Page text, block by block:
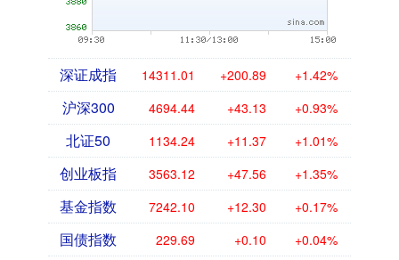
深证成指 14311.01 +200.89 +1.42%
沪深300 4694.44 +43.13 +0.93%
北证50 1134.24 +11.37 +1.01%
创业板指 3563.12 +47.56 +1.35%
基金指数 7242.10 +12.30 +0.17%
国债指数 229.69 +0.10 +0.04%